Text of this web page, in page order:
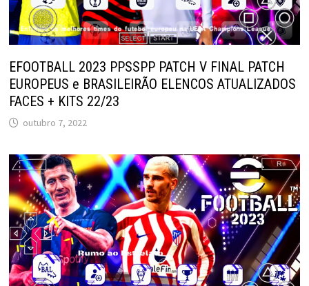
EFOOTBALL 2023 PPSSPP PATCH V FINAL PATCH
EUROPEUS e BRASILEIRÃO ELENCOS ATUALIZADOS
FACES + KITS 22/23
outubro 7, 2022